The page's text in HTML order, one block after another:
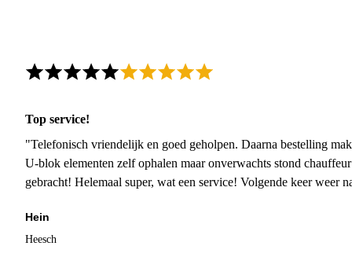
Top service!
"Telefonisch vriendelijk en goed geholpen. Daarna bestelling
U-blok elementen zelf ophalen maar onverwachts stond
gebracht! Helemaal super, wat een service! Volgende keer weer
Hein
Heesch